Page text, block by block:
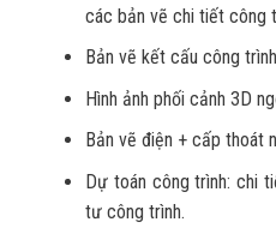
các bản vẽ chi tiết công
Bản vẽ kết cấu công
Hình ảnh phối cảnh 3D
Bản vẽ điện + cấp thoát
Dự toán công trình: chi
tư công trình.